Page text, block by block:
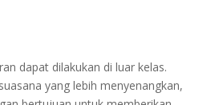
dapat dilakukan di luar kelas.
yang lebih menyenangkan,